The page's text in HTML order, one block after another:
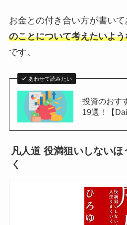
お金との付き合い方が書いて
のことについて考えたいよ
です。
あわせて読みたい
投資のおす
19選！【
凡人道 役満狙いしない
く